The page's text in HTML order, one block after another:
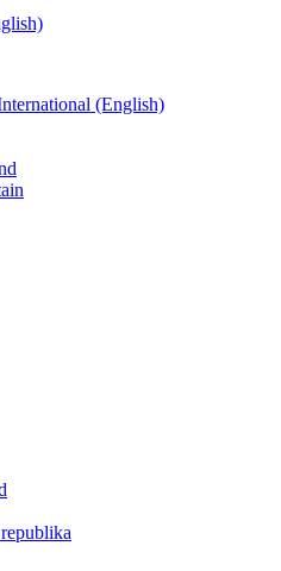
(English)